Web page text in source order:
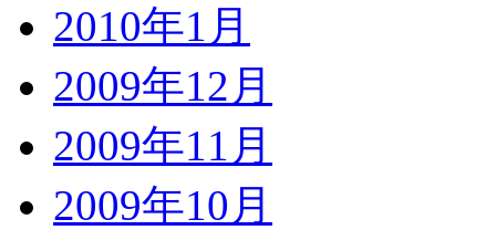
2010年1月
2009年12月
2009年11月
2009年10月